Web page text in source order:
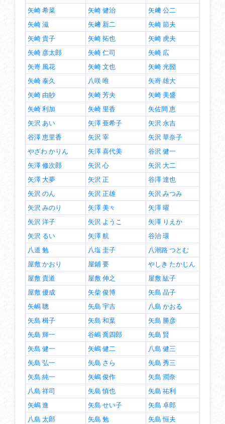
矢崎 希菜
矢崎 健治
矢﨑 公二
矢崎 滋
矢﨑 新二
矢崎 節夫
矢崎 貴子
矢崎 拓也
矢崎 虎夫
矢崎 彦太郎
矢崎 仁司
矢崎 広
矢嵜 風花
矢崎 文也
矢崎 光圀
矢崎 泰久
八咲 唯
矢嵜 雄大
矢崎 由紗
矢崎 芳夫
矢崎 美盛
矢崎 利加
矢崎 里香
矢佐間 恵
矢沢 あい
矢澤 亜希子
矢沢 永吉
谷澤 恵里香
矢沢 宰
矢沢 華奈子
やざわ かりん
矢澤 喜代美
谷沢 健一
矢澤 修次郎
矢沢 心
矢沢 大二
矢澤 大夢
矢沢 正
谷澤 達也
矢沢 のん
矢沢 正雄
矢沢 みつみ
矢沢 みのり
矢澤 美々
矢澤 曜
矢沢 洋子
矢沢 ようこ
矢澤 りえか
矢沢 るい
矢澤 航
谷治 環
八道 勉
八塩 圭子
八潮路 つとむ
屋敷 かおり
屋鋪 要
やしき たかじん
屋敷 貴道
屋敷 伸之
屋敷 紘子
屋敷 優成
矢柴 俊博
矢島 晶子
矢嶋 聰
矢島 宇吉
八島 かおる
矢島 楫子
矢島 和葉
矢島 勝彦
矢島 輝一
谷嶋 喬四郎
矢島 賢
矢島 健一
矢嶋 健二
八島 健三
矢島 弘一
矢島 さら
矢島 秀三
矢島 純一
矢嶋 俊作
矢島 潤奈
八島 祥司
矢島 慎也
矢島 祐利
矢嶋 進
矢島 せい子
矢島 卓郎
八島 太郎
矢島 勉
矢島 恒夫